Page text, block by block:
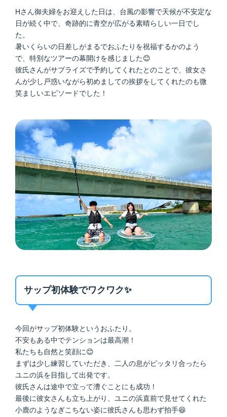
Hさん御夫婦をお迎えした日は、台風の影響で天候が不安定な
日が続く中で、奇跡的に青空が広がる素晴らしい一日でし
た。
暑いくらいの日差しがまるでおふたりを祝福するかのよう
で、特別なツアーの幕開けを感じました😊
彼氏さんがサプライズで予約してくれたとのことで、彼女さ
んが少し戸惑いながら初めましての挨拶をしてくれたのも微
笑ましいエピソードでした！
サップ初体験でワクワク✨
今回がサップ初体験というおふたり。
不安もある中でテンションは最高潮！
私たちも自然と笑顔に😊
まずは少し練習していただき、二人の息がピッタリ合ったら
ユニの浜を目指して出発です。
彼氏さんは途中で立って漕ぐことにも成功！
最後に彼女さんも立ち上がり、ユニの浜直前で見せてくれた
小鹿のようなぎこちない姿に彼氏さんも思わず拍手😆